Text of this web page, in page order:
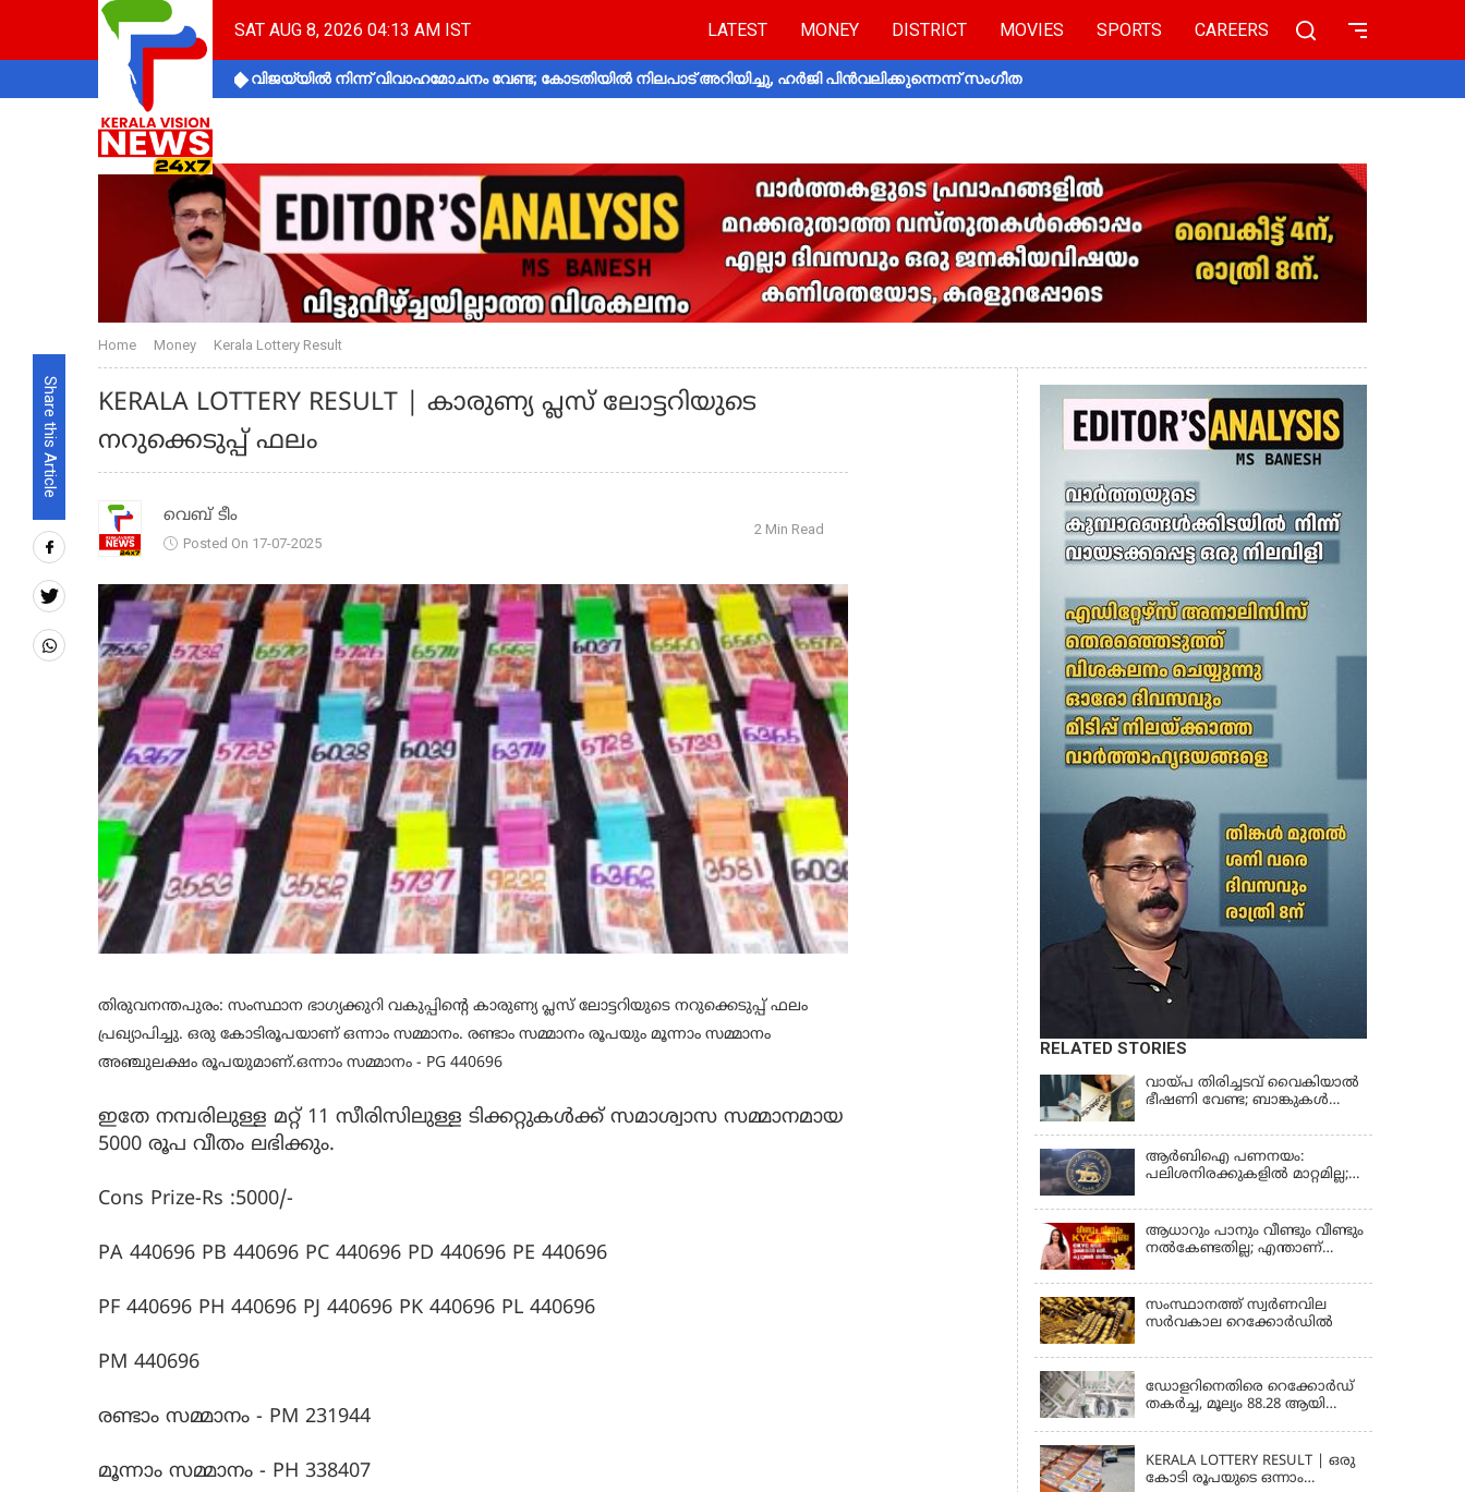
SAT AUG 8, 2026 04:13 AM IST LATEST MONEY DISTRICT MOVIES SPORTS CAREERS
വിജയ്‌യിൽ നിന്ന് വിവാഹമോചനം വേണ്ട; കോടതിയിൽ നിലപാട് അറിയിച്ചു, ഹർജി പിൻവലിക്കുന്നെന്ന് സംഗീത
Share this Article
Home Money Kerala Lottery Result
KERALA LOTTERY RESULT | കാരുണ്യ പ്ലസ് ലോട്ടറിയുടെ
നറുക്കെടുപ്പ് ഫലം
വെബ് ടീം
Posted On 17-07-2025
2 Min Read
തിരുവനന്തപുരം: സംസ്ഥാന ഭാഗ്യക്കുറി വകുപ്പിന്റെ കാരുണ്യ പ്ലസ് ലോട്ടറിയുടെ നറുക്കെടുപ്പ് ഫലം
പ്രഖ്യാപിച്ചു. ഒരു കോടിരൂപയാണ് ഒന്നാം സമ്മാനം. രണ്ടാം സമ്മാനം രൂപയും മൂന്നാം സമ്മാനം
അഞ്ചുലക്ഷം രൂപയുമാണ്.ഒന്നാം സമ്മാനം - PG 440696
ഇതേ നമ്പരിലുള്ള മറ്റ് 11 സീരിസിലുള്ള ടിക്കറ്റുകള്‍ക്ക് സമാശ്വാസ സമ്മാനമായ
5000 രൂപ വീതം ലഭിക്കും.
Cons Prize-Rs :5000/-
PA 440696 PB 440696 PC 440696 PD 440696 PE 440696
PF 440696 PH 440696 PJ 440696 PK 440696 PL 440696
PM 440696
രണ്ടാം സമ്മാനം - PM 231944
മൂന്നാം സമ്മാനം - PH 338407
RELATED STORIES
വായ്പ തിരിച്ചടവ് വൈകിയാൽ
ഭീഷണി വേണ്ട; ബാങ്കുകൾക്കും
കർശന നിയന്ത്രണങ്ങളുമായി
ആർ ബി ഐ; ഇഎംഐ
മുടങ്ങിയാല്‍ സ്മാര്‍ട്ട് ഫോണ്‍
ആര്‍ബിഐയുടെ പുതിയ
നിര്‍ദേശങ്ങള്‍
ആർബിഐ പണനയം:
പലിശനിരക്കുകളിൽ മാറ്റമില്ല;
ശതമാനമായി തുടരും
ആധാറും പാനും വീണ്ടും വീണ്ടും
നൽകേണ്ടതില്ല; എന്താണ്
എളുപ്പമാക്കുന്ന CKYC?
സംസ്ഥാനത്ത് സ്വര്‍ണവില
സര്‍വകാല റെക്കോര്‍ഡില്‍
ഡോളറിനെതിരെ റെക്കോർഡ്
തകർച്ച, മൂല്യം 88.28 ആയി
KERALA LOTTERY RESULT | ഒരു
കോടി രൂപയുടെ ഒന്നാം